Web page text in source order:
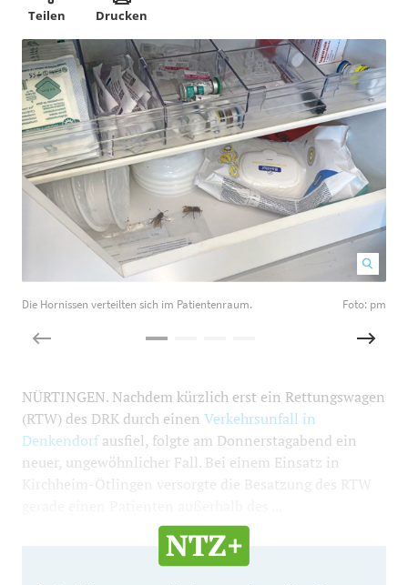
Teilen Drucken
Die Hornissen verteilten sich im Patientenraum. Foto: pm
NÜRTINGEN. Nachdem kürzlich erst ein Rettungswagen
(RTW) des DRK durch einen Verkehrsunfall in
Denkendorfausfiel, folgte am Donnerstagabend ein
neuer, ungewöhnlicher Fall. Bei einem Einsatz in
Kirchheim-Ötlingen versorgte die Besatzung des RTW